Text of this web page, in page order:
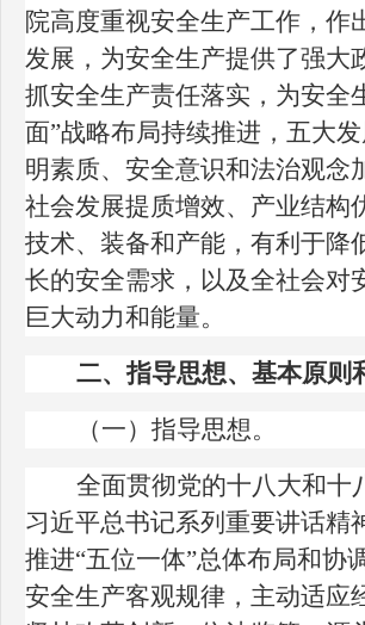
院高度重视安全生产工作，作
发展，为安全生产提供了强大
抓安全生产责任落实，为安全
面”战略布局持续推进，五大
明素质、安全意识和法治观念
社会发展提质增效、产业结构
技术、装备和产能，有利于降
长的安全需求，以及全社会对
巨大动力和能量。
二、指导思想、基本原则
（一）指导思想。
全面贯彻党的十八大和十
习近平总书记系列重要讲话精
推进“五位一体”总体布局和协
安全生产客观规律，主动适应